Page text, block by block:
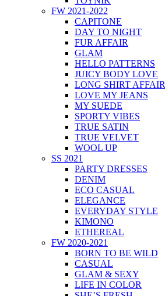
FW 2021-2022
CAPITONE
DAY TO NIGHT
FUR AFFAIR
GLAM
HELLO PATTERNS
JUICY BODY LOVE
LONG SHIRT AFFAIR
LOVE MY JEANS
MY SUEDE
SPORTY VIBES
TRUE SATIN
TRUE VELVET
WOOL UP
SS 2021
PARTY DRESSES
DENIM
ECO CASUAL
ELEGANCE
EVERYDAY STYLE
KIMONO
ETHEREAL
FW 2020-2021
BORN TO BE WILD
CASUAL
GLAM & SEXY
LIFE IN COLOR